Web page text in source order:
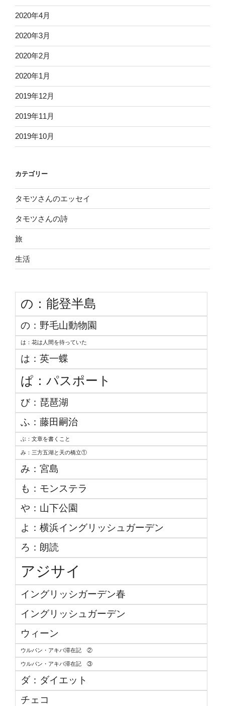
2020年4月
2020年3月
2020年2月
2020年1月
2019年12月
2019年11月
2019年10月
カテゴリー
タモツさんのエッセイ
タモツさんの詩
旅
生活
の：能登半島
の：野毛山動物園
は：花は人間を待っていた
は：英一蝶
ぱ：パスポート
び：琵琶湖
ふ：藤田嗣治
ぶ：文章を書くこと
み：三方五湖と天の橋立①
み：宮島
も：モンステラ
や：山下公園
よ：横浜イングリッシュガーデン
ろ：朗読
アジサイ
イングリッシガーデン春
イングリッシュガーデン
ウィーン
ウルパン・アキバ滞在記 ②
ウルパン・アキバ滞在記 ③
ダ：ダイエット
チェコ